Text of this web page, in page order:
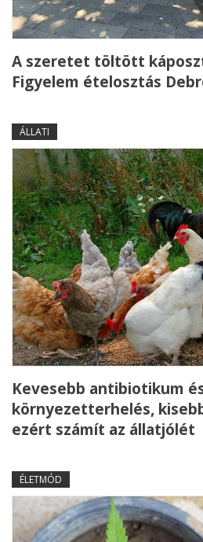
A szeretet töltött
Figyelem ételosztás
ÁLLATI
Kevesebb antibiotikum
környezetterhelés,
ezért számít az állatjólét
ÉLETMÓD